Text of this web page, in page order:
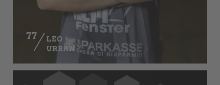
77
LEO
URBAN